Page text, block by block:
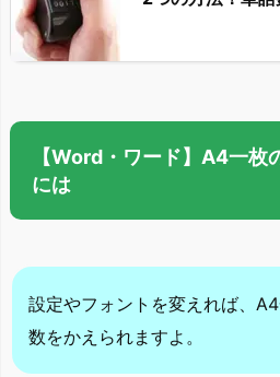
【Word・ワード】A4一枚
には
設定やフォントを変えれば、
数をかえられますよ。